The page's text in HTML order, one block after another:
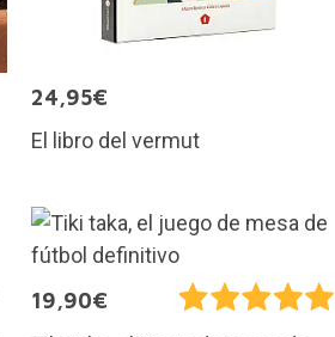
24,95€
El libro del vermut
19,90€